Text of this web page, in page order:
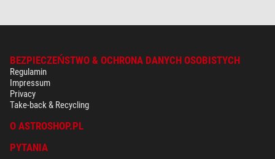
BEZPIECZEŃSTWO & OCHRONA DANYCH OSOBISTYCH
Regulamin
Impressum
Privacy
Take-back & Recycling
O ASTROSHOP.PL
PYTANIA